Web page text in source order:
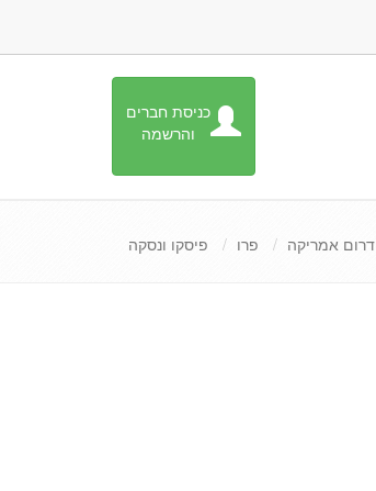
כניסת חברים
והרשמה
דרום אמריקה פרו פיסקו ונסקה